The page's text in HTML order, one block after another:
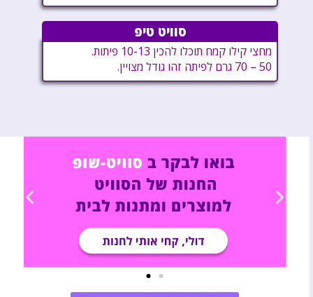
סוויט טיפ
מחצי קילו קמח תוכלו להכין 10-13 פיתות.
50 – 70 גרם לפיתה זהו גודל מצויין.